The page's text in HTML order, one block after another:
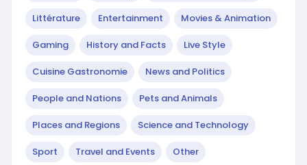
Littérature Entertainment Movies & Animation
Gaming History and Facts Live Style
Cuisine Gastronomie News and Politics
People and Nations Pets and Animals
Places and Regions Science and Technology
Sport Travel and Events Other